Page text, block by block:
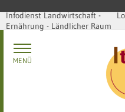
Zum Inhalt springen
Infodienst Landwirtschaft -
Ernährung - Ländlicher Raum
MENÜ